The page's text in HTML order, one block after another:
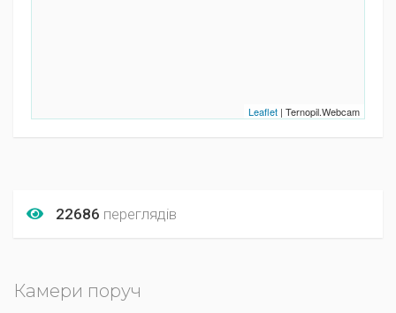
Leaflet | Ternopil.Webcam
22686 переглядів
Камери поруч